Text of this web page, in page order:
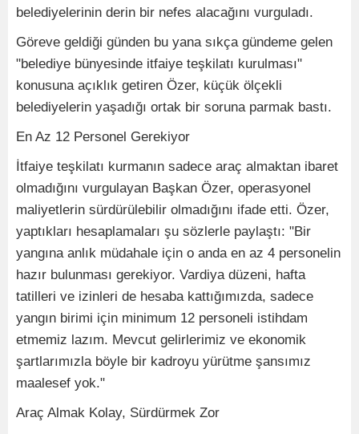
belediyelerinin derin bir nefes alacağını vurguladı.
Göreve geldiği günden bu yana sıkça gündeme gelen
"belediye bünyesinde itfaiye teşkilatı kurulması"
konusuna açıklık getiren Özer, küçük ölçekli
belediyelerin yaşadığı ortak bir soruna parmak bastı.
En Az 12 Personel Gerekiyor
İtfaiye teşkilatı kurmanın sadece araç almaktan ibaret
olmadığını vurgulayan Başkan Özer, operasyonel
maliyetlerin sürdürülebilir olmadığını ifade etti. Özer,
yaptıkları hesaplamaları şu sözlerle paylaştı: "Bir
yangına anlık müdahale için o anda en az 4 personelin
hazır bulunması gerekiyor. Vardiya düzeni, hafta
tatilleri ve izinleri de hesaba kattığımızda, sadece
yangın birimi için minimum 12 personeli istihdam
etmemiz lazım. Mevcut gelirlerimiz ve ekonomik
şartlarımızla böyle bir kadroyu yürütme şansımız
maalesef yok."
Araç Almak Kolay, Sürdürmek Zor